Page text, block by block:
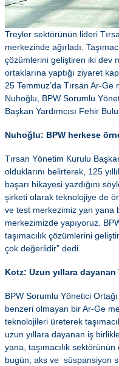
Treyler sektörünün lideri
merkezinde ağırladı.
çözümlerini geliştiren iki dev
ortaklarına yaptığı ziyaret
25 Temmuz’da Tırsan Ar-
Nuhoğlu, BPW Sorumlu
Başkan Yardımcısı Fehir
Nuhoğlu: BPW herkese
Tırsan Yönetim Kurulu
olduklarını belirterek, 125
başarı hikayesi yazdığını
şirketi olarak teknolojiye de
ve test merkezimiz yan yana
merkezimizde yapıyoruz.
taşımacılık çözümlerini
çok değerlidir” dedi.
Kotz: Uzun yıllara
BPW Sorumlu Yönetici
benzeri olmayan bir Ar-Ge
teknolojileri üreterek
uzun yıllara dayanan iş
yana, taşımacılık
bugün, aks ve süspansiyon